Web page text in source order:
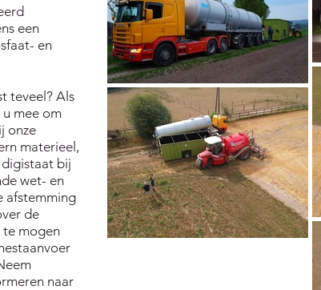
een
en
teveel? Als
mee om
onze
materieel,
bij
wet- en
afstemming
de
mogen
naar